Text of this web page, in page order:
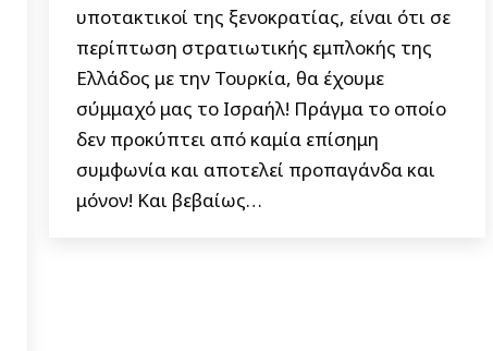
υποτακτικοί της ξενοκρατίας, είναι ότι σε
περίπτωση στρατιωτικής εμπλοκής της
Ελλάδος με την Τουρκία, θα έχουμε
σύμμαχό μας το Ισραήλ! Πράγμα το οποίο
δεν προκύπτει από καμία επίσημη
συμφωνία και αποτελεί προπαγάνδα και
μόνον! Και βεβαίως…